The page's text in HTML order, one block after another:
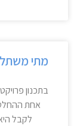
מתי
בתכנון
אחת
לקבל